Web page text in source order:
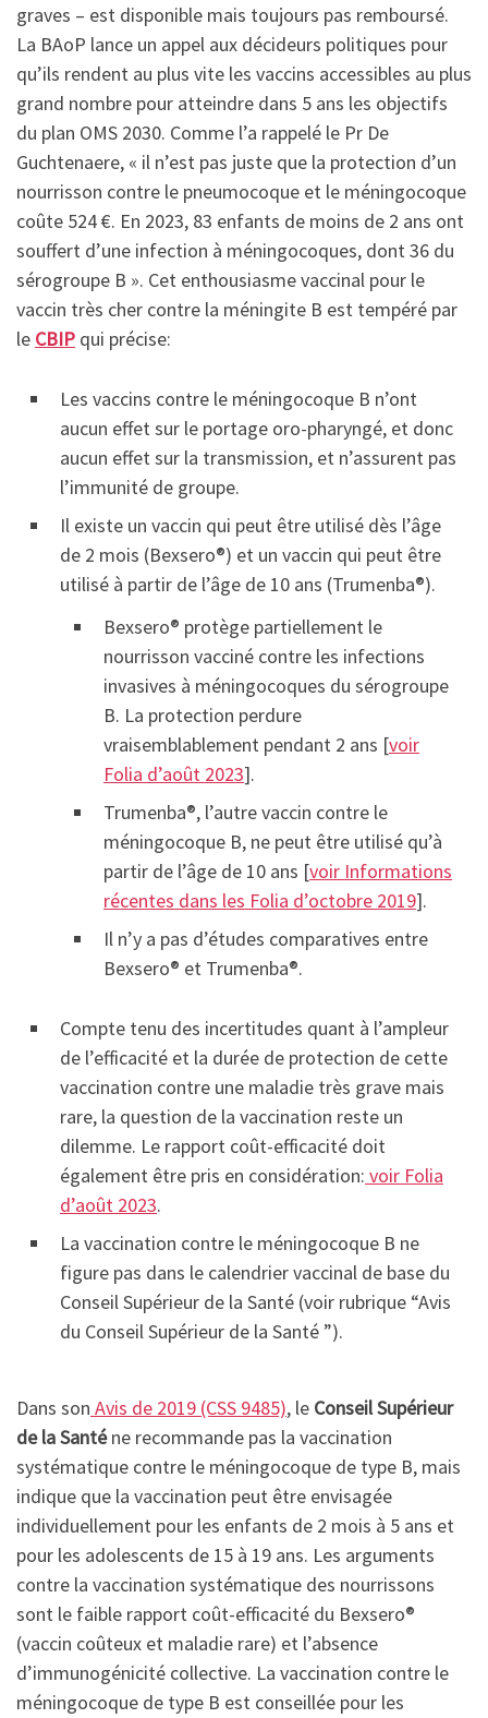
graves – est disponible mais toujours pas remboursé.
La BAoP lance un appel aux décideurs politiques pour
qu’ils rendent au plus vite les vaccins accessibles au plus
grand nombre pour atteindre dans 5 ans les objectifs
du plan OMS 2030. Comme l’a rappelé le Pr De
Guchtenaere, « il n’est pas juste que la protection d’un
nourrisson contre le pneumocoque et le méningocoque
coûte 524 €. En 2023, 83 enfants de moins de 2 ans ont
souffert d’une infection à méningocoques, dont 36 du
sérogroupe B ». Cet enthousiasme vaccinal pour le
vaccin très cher contre la méningite B est tempéré par
le CBIP qui précise:
Les vaccins contre le méningocoque B n’ont
aucun effet sur le portage oro-pharyngé, et donc
aucun effet sur la transmission, et n’assurent pas
l’immunité de groupe.
Il existe un vaccin qui peut être utilisé dès l’âge
de 2 mois (Bexsero®) et un vaccin qui peut être
utilisé à partir de l’âge de 10 ans (Trumenba®).
Bexsero® protège partiellement le
nourrisson vacciné contre les infections
invasives à méningocoques du sérogroupe
B. La protection perdure
vraisemblablement pendant 2 ans [voir
Folia d’août 2023].
Trumenba®, l’autre vaccin contre le
méningocoque B, ne peut être utilisé qu’à
partir de l’âge de 10 ans [voir Informations
récentes dans les Folia d’octobre 2019].
Il n’y a pas d’études comparatives entre
Bexsero® et Trumenba®.
Compte tenu des incertitudes quant à l’ampleur
de l’efficacité et la durée de protection de cette
vaccination contre une maladie très grave mais
rare, la question de la vaccination reste un
dilemme. Le rapport coût-efficacité doit
également être pris en considération: voir Folia
d’août 2023.
La vaccination contre le méningocoque B ne
figure pas dans le calendrier vaccinal de base du
Conseil Supérieur de la Santé (voir rubrique “Avis
du Conseil Supérieur de la Santé ”).
Dans son Avis de 2019 (CSS 9485), le Conseil Supérieur
de la Santéne recommande pas la vaccination
systématique contre le méningocoque de type B, mais
indique que la vaccination peut être envisagée
individuellement pour les enfants de 2 mois à 5 ans et
pour les adolescents de 15 à 19 ans. Les arguments
contre la vaccination systématique des nourrissons
sont le faible rapport coût-efficacité du Bexsero®
(vaccin coûteux et maladie rare) et l’absence
d’immunogénicité collective. La vaccination contre le
méningocoque de type B est conseillée pour les